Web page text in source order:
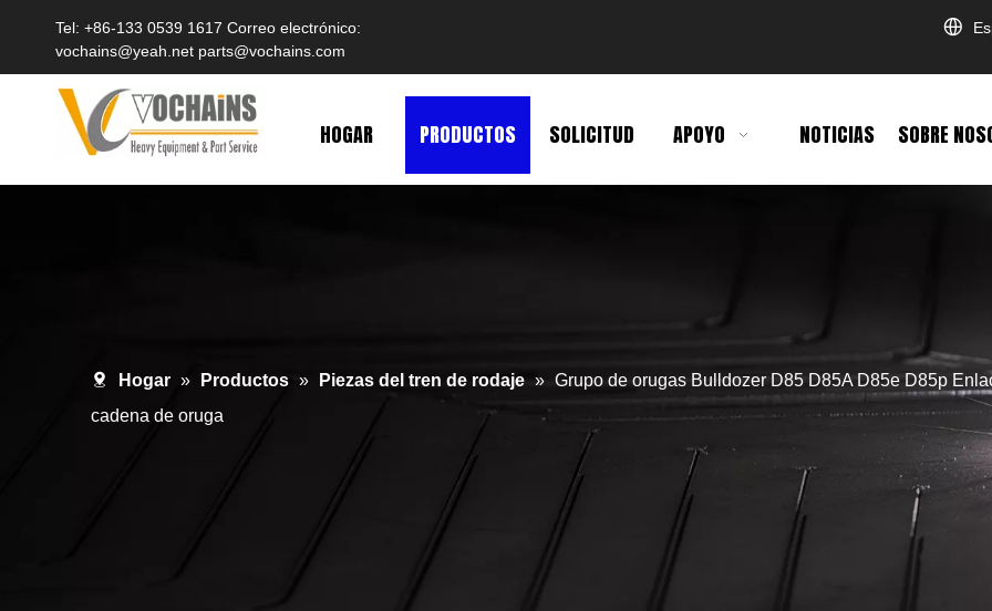
Tel: +86-133 0539 1617 Correo electrónico:
vochains@yeah.net parts@vochains.com
HOGAR PRODUCTOS SOLICITUD APOYO NOTICIAS SOBRE
Hogar » Productos » Piezas del tren de rodaje » Grupo de orugas Bulldozer D85 D85A D85e D85p
cadena de oruga